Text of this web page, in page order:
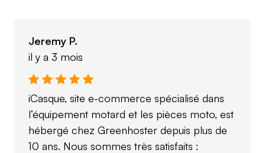
Jeremy P.
il y a 3 mois
iCasque, site e-commerce spécialisé dans
l’équipement motard et les pièces moto, est
hébergé chez Greenhoster depuis plus de
10 ans. Nous sommes très satisfaits :